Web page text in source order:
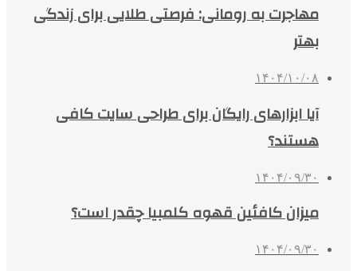
مهاجرت به رومانی: فرصتی طلایی برای زندگی
بهتر
۱۴۰۴/۱۰/۰۸
آیا ابزارهای رایگان برای طراحی سایت کافی
هستند؟
۱۴۰۴/۰۹/۳۰
میزان کافئین قهوه کلمبیا چقدر است؟
۱۴۰۴/۰۹/۳۰